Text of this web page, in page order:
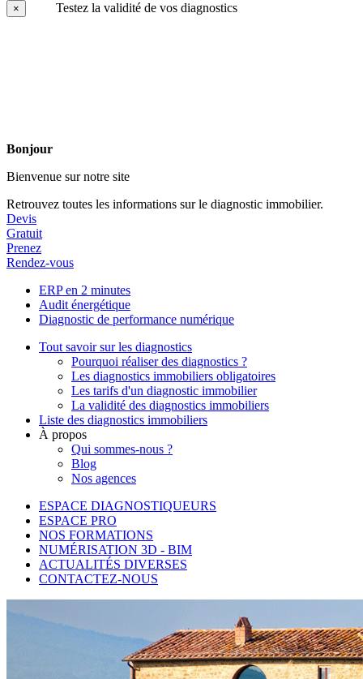
× Testez la validité de vos diagnostics
Bonjour
Bienvenue sur notre site
Retrouvez toutes les informations sur le diagnostic immobilier.
Devis
Gratuit
Prenez
Rendez-vous
ERP en 2 minutes
Audit énergétique
Diagnostic de performance numérique
Tout savoir sur les diagnostics
Pourquoi réaliser des diagnostics ?
Les diagnostics immobiliers obligatoires
Les tarifs d'un diagnostic immobilier
La validité des diagnostics immobiliers
Liste des diagnostics immobiliers
À propos
Qui sommes-nous ?
Blog
Nos agences
ESPACE DIAGNOSTIQUEURS
ESPACE PRO
NOS FORMATIONS
NUMÉRISATION 3D - BIM
ACTUALITÉS DIVERSES
CONTACTEZ-NOUS